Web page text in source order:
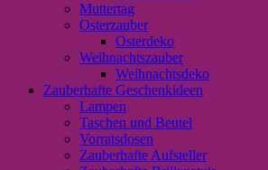
Muttertag
Osterzauber
Osterdeko
Weihnachtszauber
Weihnachtsdeko
Zauberhafte Geschenkideen
Lampen
Taschen und Beutel
Vorratsdosen
Zauberhafte Aufsteller